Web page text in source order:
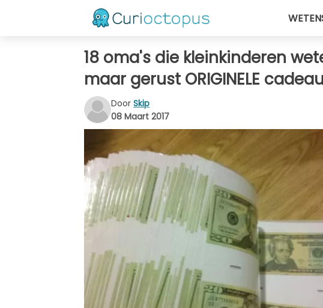
18 oma's die kleinkinderen
maar gerust ORIGINELE
Door Skip
08 Maart 2017